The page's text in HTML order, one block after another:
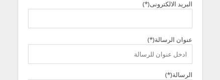
البريد الالكترونى(*)
عنوان الرسالة(*)
الرسالة(*)